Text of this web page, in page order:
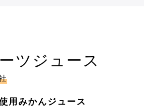
ツジュース
用みかんジュース